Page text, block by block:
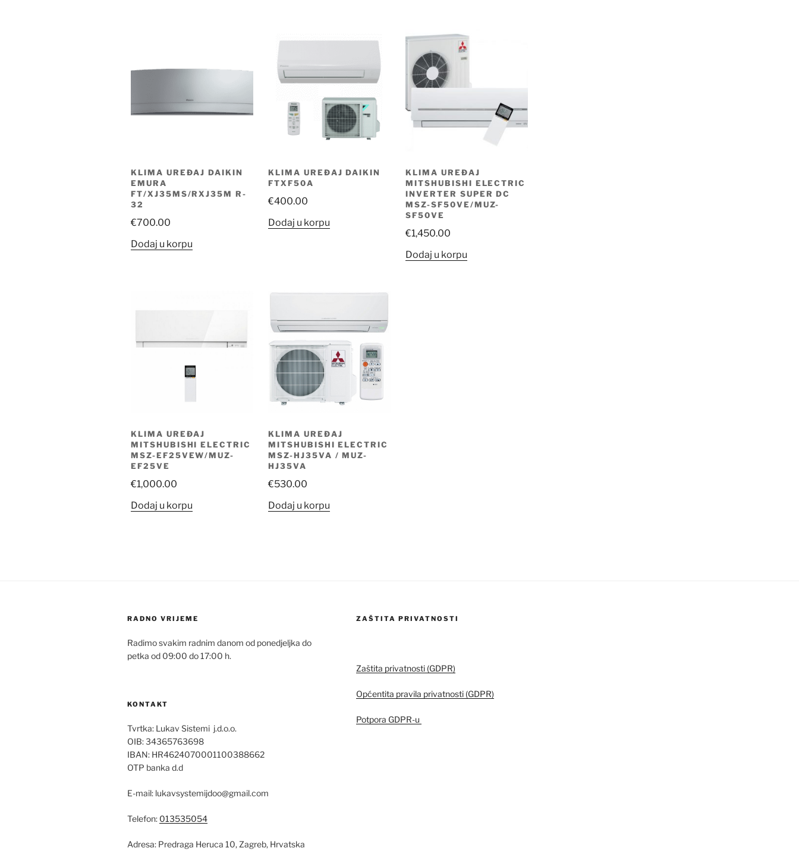
KLIMA UREĐAJ DAIKIN
EMURA
FT/XJ35MS/RXJ35M R-
32
€700.00
Dodaj u korpu
KLIMA UREĐAJ DAIKIN
FTXF50A
€400.00
Dodaj u korpu
KLIMA UREĐAJ
MITSHUBISHI ELECTRIC
INVERTER SUPER DC
MSZ-SF50VE/MUZ-
SF50VE
€1,450.00
Dodaj u korpu
KLIMA UREĐAJ
MITSHUBISHI ELECTRIC
MSZ-EF25VEW/MUZ-
EF25VE
€1,000.00
Dodaj u korpu
KLIMA UREĐAJ
MITSHUBISHI ELECTRIC
MSZ-HJ35VA / MUZ-
HJ35VA
€530.00
Dodaj u korpu
RADNO VRIJEME
Radimo svakim radnim danom od ponedjeljka do
petka od 09:00 do 17:00 h.
KONTAKT
Tvrtka: Lukav Sistemi j.d.o.o.
OIB: 34365763698
IBAN: HR4624070001100388662
OTP banka d.d
E-mail: lukavsystemijdoo@gmail.com
Telefon: 013535054
Adresa: Predraga Heruca 10, Zagreb, Hrvatska
ZAŠTITA PRIVATNOSTI
Zaštita privatnosti (GDPR)
Općentita pravila privatnosti (GDPR)
Potpora GDPR-u